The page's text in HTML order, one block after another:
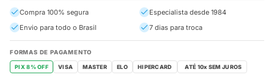
Compra 100% segura
Especialista desde 1984
Envio para todo o Brasil
7 dias para troca
FORMAS DE PAGAMENTO
PIX 8% OFF VISA MASTER ELO HIPERCARD